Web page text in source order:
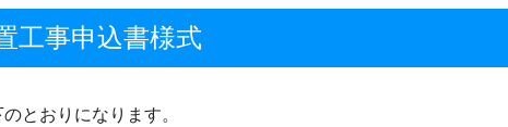
工事申込書様式
とおりになります。